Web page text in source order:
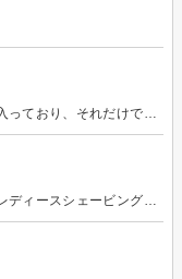
初めての利用です。街中にある理容室で年季が入っており、それだけでも安心感があります。ウエディングにはゲスト参加なのですが。自分で全く処理していないため、襟はそこまで気にならない服装なので、代わりに上腕のみならず手首までのムダ毛を剃っていただきました。あまりに気持ちが良すぎて寝てしまいましたが(笑)その間も丁寧に剃り上げてくださって、仕上がりは大満足です。当然肌がトーンアップしましたし、しっとり感もあります。この度は本当にお世話になりました。ありがとうございました。
とても丁寧に施術していただきました。近所でレディースシェービングをやっている所が少ないので、有り難いです。